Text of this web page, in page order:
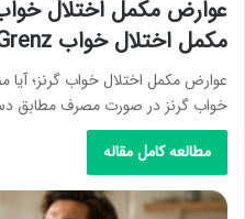
عوارض مکمل اختلال
مکمل اختلال خواب Grenz چیست؟
عوارض مکمل اختلال خواب گرنز؛
خواب گرنز در صورت مصرف مطابق
مطالعه کامل مقاله